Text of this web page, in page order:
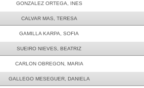
GONZALEZ ORTEGA, INES
CALVAR MAS, TERESA
GAMILLA KARPA, SOFIA
SUEIRO NIEVES, BEATRIZ
CARLON OBREGON, MARIA
GALLEGO MESEGUER, DANIELA